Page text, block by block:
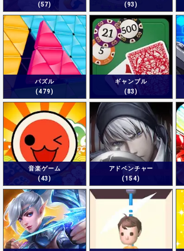
(57)
(93)
パズル
(479)
ギャンブル
(83)
音楽ゲーム
(43)
アドベンチャー
(154)